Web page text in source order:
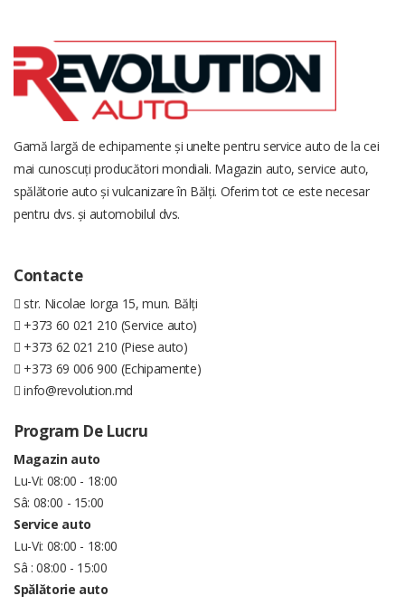
Gamă largă de echipamente și unelte pentru service auto de la cei
mai cunoscuți producători mondiali. Magazin auto, service auto,
spălătorie auto și vulcanizare în Bălți. Oferim tot ce este necesar
pentru dvs. și automobilul dvs.
Contacte
str. Nicolae Iorga 15, mun. Bălți
+373 60 021 210 (Service auto)
+373 62 021 210 (Piese auto)
+373 69 006 900 (Echipamente)
info@revolution.md
Program De Lucru
Magazin auto
Lu-Vi: 08:00 - 18:00
Sâ: 08:00 - 15:00
Service auto
Lu-Vi: 08:00 - 18:00
Sâ : 08:00 - 15:00
Spălătorie auto